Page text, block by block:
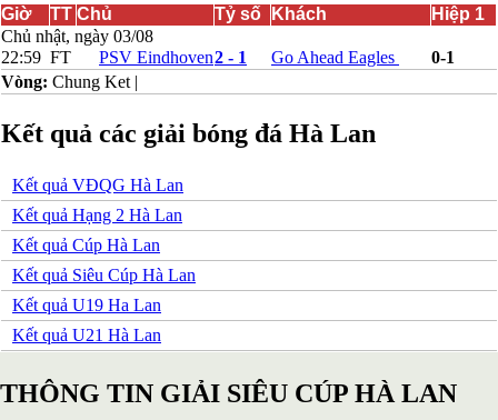
Bắc Macedonia
Bỉ
Croatia
Estonia
Georgia
Hungary
Hy Lạp
Kazakhstan
Liechtenstein
Malta
Montenegro
Giờ TT Chủ Tỷ số Khách
Hiệp 1
Chủ nhật, ngày 03/08
22:59 FT PSV Eindhoven2 - 1 Go Ahead Eagles
0-1
Vòng: Chung Ket |
Kết quả các giải bóng đá Hà Lan
Kết quả VĐQG Hà Lan
Kết quả Hạng 2 Hà Lan
Kết quả Cúp Hà Lan
Kết quả Siêu Cúp Hà Lan
Kết quả U19 Ha Lan
Kết quả U21 Hà Lan
THÔNG TIN GIẢI SIÊU CÚP HÀ LAN